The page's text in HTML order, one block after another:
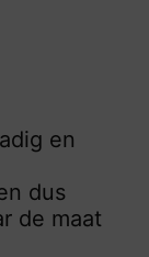
en
dus
de maat